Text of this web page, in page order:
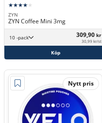
ZYN
ZYN Coffee Mini 3mg
10 -pack 309,90 kr
30,99 kr/st
Köp
Nytt pris